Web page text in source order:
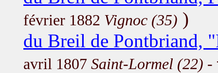
février 1882 Vignoc (35) )
du Breil de Pontbriand,
avril 1807 Saint-Lormel (22) -